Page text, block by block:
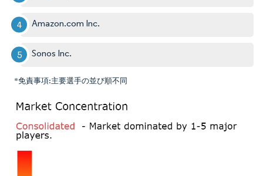
Amazon.com Inc.
Sonos Inc.
*免責事項:主要選手の並び順不同